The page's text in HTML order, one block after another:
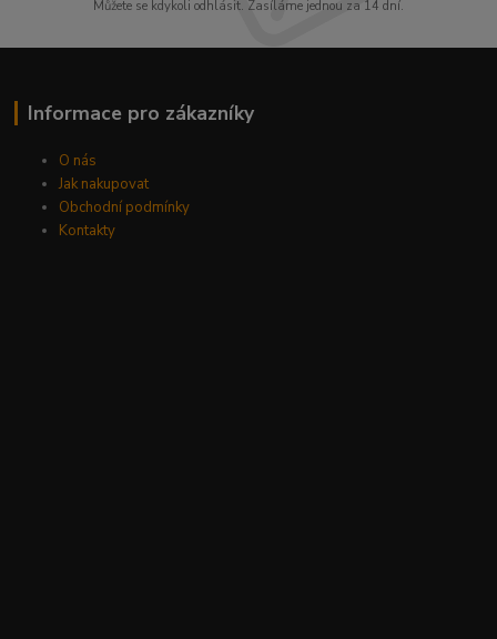
Můžete se kdykoli odhlásit. Zasíláme jednou za 14 dní.
Informace pro zákazníky
O nás
Jak nakupovat
Obchodní podmínky
Kontakty